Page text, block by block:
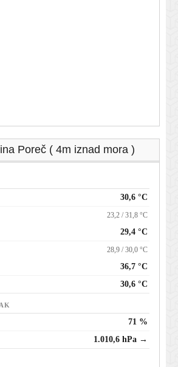
Poreč ( 4m iznad mora )
30,6 °C
23,2 / 31,8 °C
29,4 °C
28,9 / 30,0 °C
36,7 °C
30,6 °C
71 %
1.010,6 hPa →